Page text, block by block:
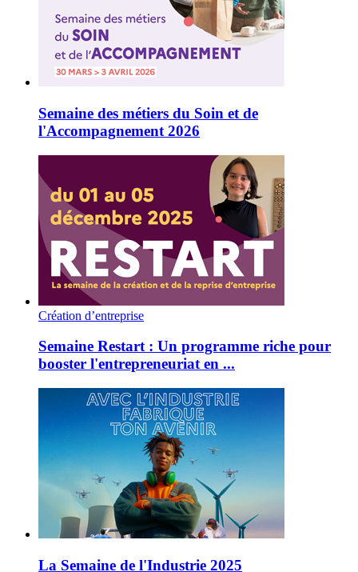
Semaine des métiers du Soin et de
l'Accompagnement 2026
Création d’entreprise
Semaine Restart : Un programme riche pour
booster l'entrepreneuriat en ...
La Semaine de l'Industrie 2025